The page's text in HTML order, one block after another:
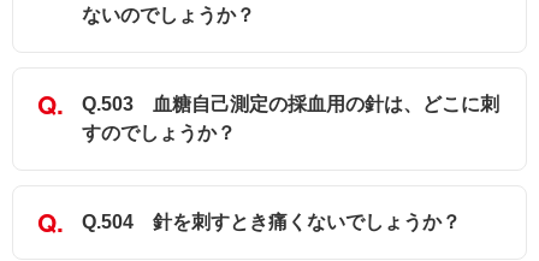
ないのでしょうか？
Q.503 血糖自己測定の採血用の針は、どこに刺
すのでしょうか？
Q.504 針を刺すとき痛くないでしょうか？